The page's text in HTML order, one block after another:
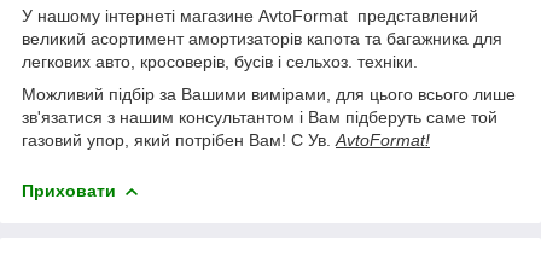
У нашому інтернеті магазине AvtoFormat представлений
великий асортимент амортизаторів капота та багажника для
легкових авто, кросоверів, бусів і сельхоз. техніки.
Можливий підбір за Вашими вимірами, для цього всього лише
зв'язатися з нашим консультантом і Вам підберуть саме той
газовий упор, який потрібен Вам! С Ув. AvtoFormat!
Приховати